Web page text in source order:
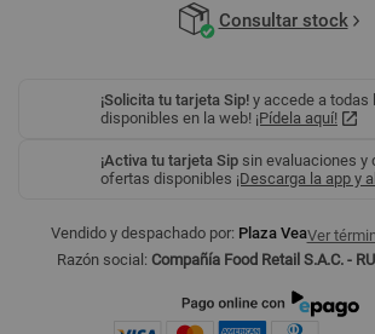
Consultar stock
¡Solicita tu tarjeta Sip! y accede a todas
disponibles en la web! ¡Pídela aquí!
¡Activa tu tarjeta Sip sin evaluaciones y
ofertas disponibles ¡Descarga la app y
Vendido y despachado por: Plaza VeaVer
Razón social: Compañía Food Retail S.A.C. -